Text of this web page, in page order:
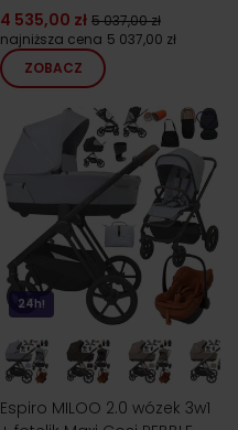
4 535,00 zł 5 037,00 zł
najniższa cena 5 037,00 zł
ZOBACZ
24h!
Espiro MILOO 2.0 wózek 3w1